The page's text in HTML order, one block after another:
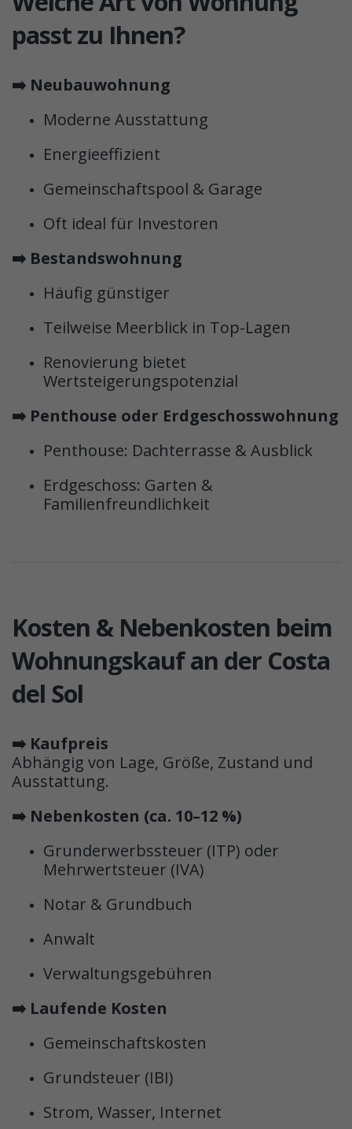
passt zu Ihnen?
➡️ Neubauwohnung
Moderne Ausstattung
Energieeffizient
Gemeinschaftspool & Garage
Oft ideal für Investoren
➡️ Bestandswohnung
Häufig günstiger
Teilweise Meerblick in Top-Lagen
Renovierung bietet
Wertsteigerungspotenzial
➡️ Penthouse oder Erdgeschosswohnung
Penthouse: Dachterrasse & Ausblick
Erdgeschoss: Garten &
Familienfreundlichkeit
Kosten & Nebenkosten beim
Wohnungskauf an der Costa
del Sol
➡️ Kaufpreis
Abhängig von Lage, Größe, Zustand und
Ausstattung.
➡️ Nebenkosten (ca. 10–12 %)
Grunderwerbssteuer (ITP) oder
Mehrwertsteuer (IVA)
Notar & Grundbuch
Anwalt
Verwaltungsgebühren
➡️ Laufende Kosten
Gemeinschaftskosten
Grundsteuer (IBI)
Strom, Wasser, Internet